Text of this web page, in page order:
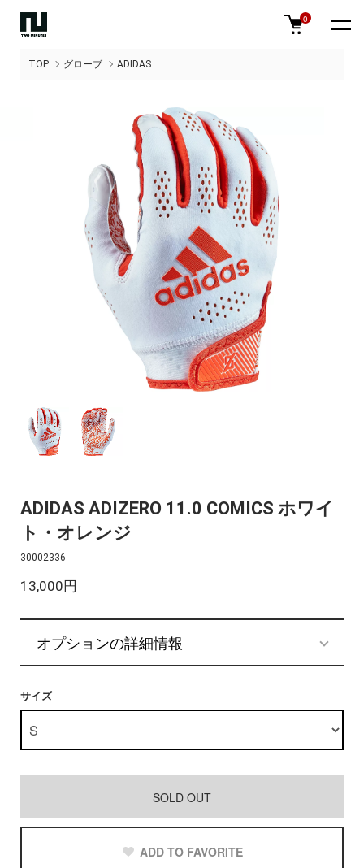
0
TOP グローブ ADIDAS
ADIDAS ADIZERO 11.0 COMICS ホワイ
ト・オレンジ
30002336
13,000円
オプションの詳細情報
サイズ
SOLD OUT
ADD TO FAVORITE